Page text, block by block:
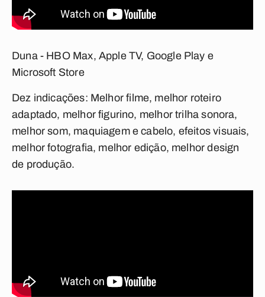
Duna - HBO Max, Apple TV, Google Play e
Microsoft Store
Dez indicações: Melhor filme, melhor roteiro
adaptado, melhor figurino, melhor trilha sonora,
melhor som, maquiagem e cabelo, efeitos visuais,
melhor fotografia, melhor edição, melhor design
de produção.